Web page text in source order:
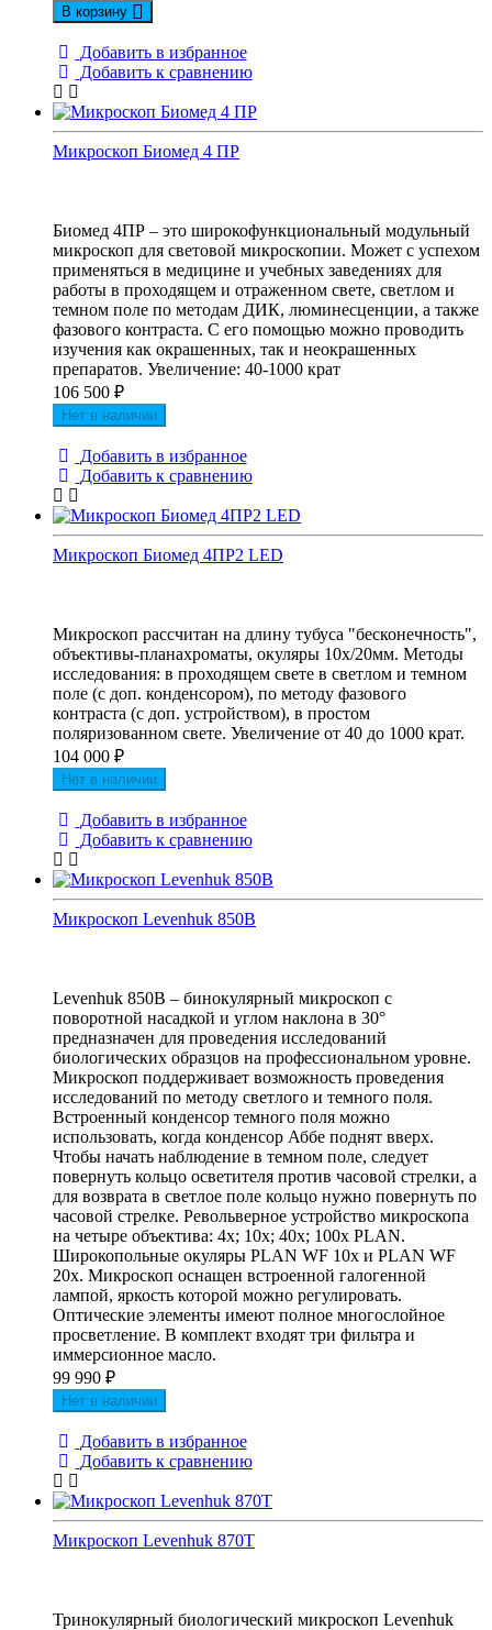
В корзину
Добавить в избранное
Добавить к сравнению
Микpоскоп Биомед 4 ПР
Биомед 4ПР – это широкофункциональный модульный
микроскоп для световой микроскопии. Может с успехом
применяться в медицине и учебных заведениях для
работы в проходящем и отраженном свете, светлом и
темном поле по методам ДИК, люминесценции, а также
фазового контраста. С его помощью можно проводить
изучения как окрашенных, так и неокрашенных
препаратов. Увеличение: 40-1000 крат
106 500 ₽
Нет в наличии
Добавить в избранное
Добавить к сравнению
Микpоскоп Биомед 4ПР2 LED
Микроскоп рассчитан на длину тубуса "бесконечность",
объективы-планахроматы, окуляры 10х/20мм. Методы
исследования: в проходящем свете в светлом и темном
поле (с доп. конденсором), по методу фазового
контраста (с доп. устройством), в простом
поляризованном свете. Увеличение от 40 до 1000 крат.
104 000 ₽
Нет в наличии
Добавить в избранное
Добавить к сравнению
Микроскоп Levenhuk 850B
Levenhuk 850B – бинокулярный микроскоп с
поворотной насадкой и углом наклона в 30°
предназначен для проведения исследований
биологических образцов на профессиональном уровне.
Микроскоп поддерживает возможность проведения
исследований по методу светлого и темного поля.
Встроенный конденсор темного поля можно
использовать, когда конденсор Аббе поднят вверх.
Чтобы начать наблюдение в темном поле, следует
повернуть кольцо осветителя против часовой стрелки, а
для возврата в светлое поле кольцо нужно повернуть по
часовой стрелке. Револьверное устройство микроскопа
на четыре объектива: 4х; 10х; 40х; 100х PLAN.
Широкопольные окуляры PLAN WF 10х и PLAN WF
20х. Микроскоп оснащен встроенной галогенной
лампой, яркость которой можно регулировать.
Оптические элементы имеют полное многослойное
просветление. В комплект входят три фильтра и
иммерсионное масло.
99 990 ₽
Нет в наличии
Добавить в избранное
Добавить к сравнению
Микроскоп Levenhuk 870T
Тринокулярный биологический микроскоп Levenhuk